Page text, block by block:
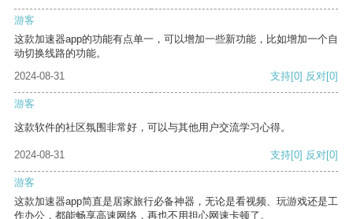
游客
这款加速器app的功能有点单一，可以增加一些新功能，比如增加一个自
动切换线路的功能。
2024-08-31
支持[0] 反对[0]
游客
这款软件的社区氛围非常好，可以与其他用户交流学习心得。
2024-08-31 支持[0] 反对[0]
游客
这款加速器app简直是居家旅行必备神器，无论是看视频、玩游戏还是工
作办公，都能畅享高速网络，再也不用担心网速卡顿了。